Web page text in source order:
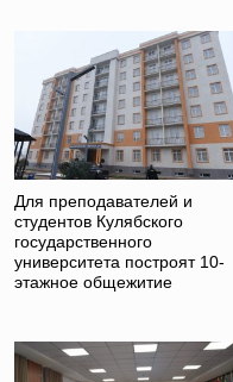
Для преподавателей и
студентов Кулябского
государственного
университета построят 10-
этажное общежитие